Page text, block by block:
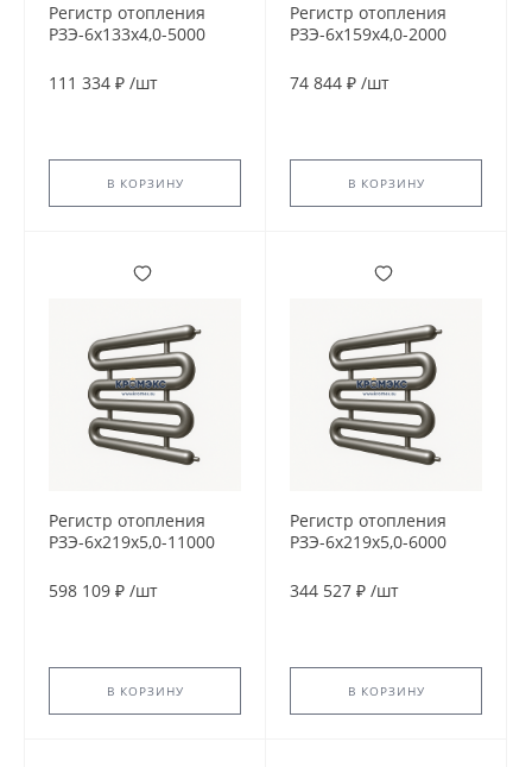
Регистр отопления
РЗЭ-6x133x4,0-5000
111 334 ₽ /шт
В КОРЗИНУ
Регистр отопления
РЗЭ-6x159x4,0-2000
74 844 ₽ /шт
В КОРЗИНУ
Регистр отопления
РЗЭ-6x219x5,0-11000
598 109 ₽ /шт
В КОРЗИНУ
Регистр отопления
РЗЭ-6x219x5,0-6000
344 527 ₽ /шт
В КОРЗИНУ